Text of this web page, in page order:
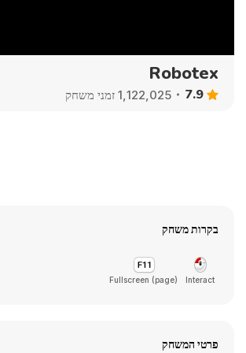
Robotex
7.9 1,122,025 זמני משחק
בקרות משחק
Interact
Fullscreen (page)
פרטי המשחק